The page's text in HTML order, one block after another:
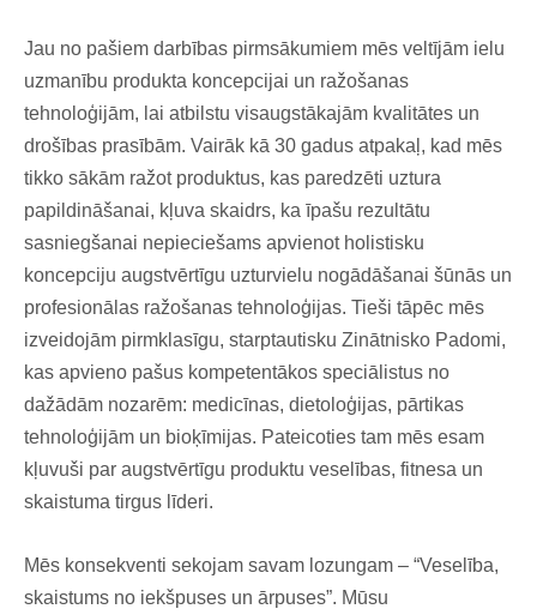
Jau no pašiem darbības pirmsākumiem mēs veltījām ielu
uzmanību produkta koncepcijai un ražošanas
tehnoloģijām, lai atbilstu visaugstākajām kvalitātes un
drošības prasībām. Vairāk kā 30 gadus atpakaļ, kad mēs
tikko sākām ražot produktus, kas paredzēti uztura
papildināšanai, kļuva skaidrs, ka īpašu rezultātu
sasniegšanai nepieciešams apvienot holistisku
koncepciju augstvērtīgu uzturvielu nogādāšanai šūnās un
profesionālas ražošanas tehnoloģijas. Tieši tāpēc mēs
izveidojām pirmklasīgu, starptautisku Zinātnisko Padomi,
kas apvieno pašus kompetentākos speciālistus no
dažādām nozarēm: medicīnas, dietoloģijas, pārtikas
tehnoloģijām un bioķīmijas. Pateicoties tam mēs esam
kļuvuši par augstvērtīgu produktu veselības, fitnesa un
skaistuma tirgus līderi.
Mēs konsekventi sekojam savam lozungam – “Veselība,
skaistums no iekšpuses un ārpuses”. Mūsu